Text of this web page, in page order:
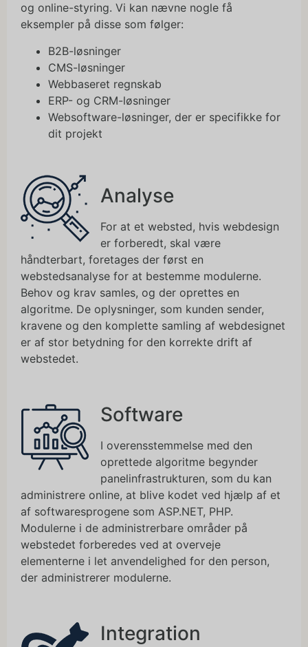
og online-styring. Vi kan nævne nogle få
eksempler på disse som følger:
B2B-løsninger
CMS-løsninger
Webbaseret regnskab
ERP- og CRM-løsninger
Websoftware-løsninger, der er specifikke for
dit projekt
Analyse
For at et websted, hvis webdesign
er forberedt, skal være
håndterbart, foretages der først en
webstedsanalyse for at bestemme modulerne.
Behov og krav samles, og der oprettes en
algoritme. De oplysninger, som kunden sender,
kravene og den komplette samling af webdesignet
er af stor betydning for den korrekte drift af
webstedet.
Software
I overensstemmelse med den
oprettede algoritme begynder
panelinfrastrukturen, som du kan
administrere online, at blive kodet ved hjælp af et
af softwaresprogene som ASP.NET, PHP.
Modulerne i de administrerbare områder på
webstedet forberedes ved at overveje
elementerne i let anvendelighed for den person,
der administrerer modulerne.
Integration